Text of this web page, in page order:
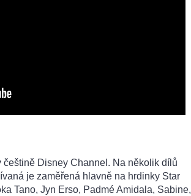
češtině Disney Channel. Na několik dílů
je zaměřená hlavně na hrdinky Star
Tano, Jyn Erso, Padmé Amidala, Sabine,